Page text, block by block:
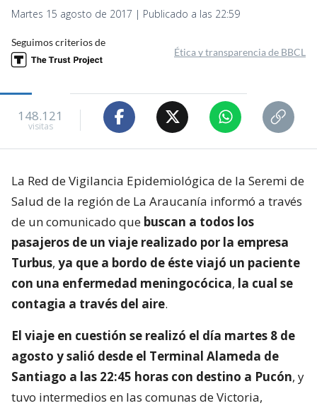
Martes 15 agosto de 2017 | Publicado a las 22:59
Seguimos criterios de
Ética y transparencia de BBCL
148.121
visitas
La Red de Vigilancia Epidemiológica de la Seremi de
Salud de la región de La Araucanía informó a través
de un comunicado que buscan a todos los
pasajeros de un viaje realizado por la empresa
Turbus, ya que a bordo de éste viajó un paciente
con una enfermedad meningocócica, la cual se
contagia a través del aire.
El viaje en cuestión se realizó el día martes 8 de
agosto y salió desde el Terminal Alameda de
Santiago a las 22:45 horas con destino a Pucón, y
tuvo intermedios en las comunas de Victoria,